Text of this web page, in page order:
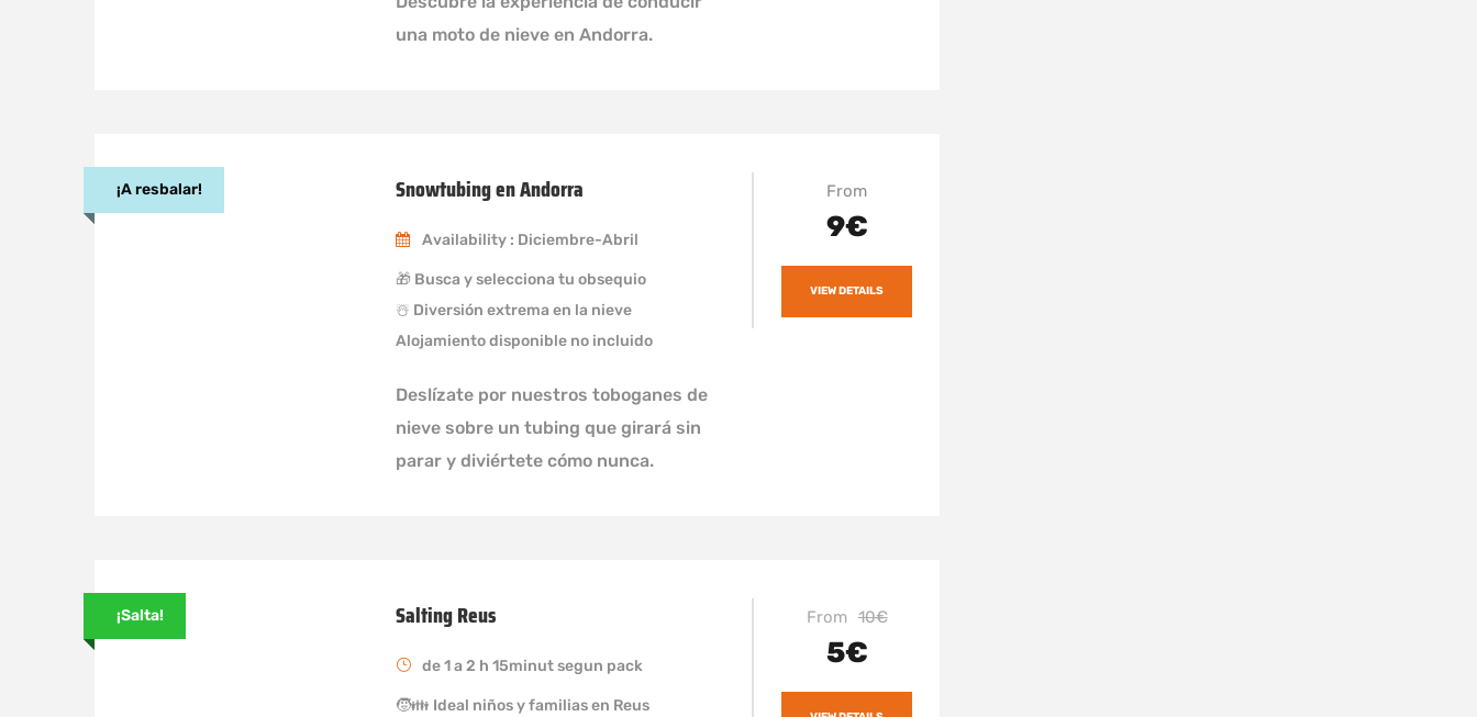
una moto de nieve en Andorra.
¡A resbalar! Snowtubing en Andorra
Availability : Diciembre-Abril
🎁 Busca y selecciona tu obsequio
☃️ Diversión extrema en la nieve
Alojamiento disponible no incluido
Deslízate por nuestros toboganes de
nieve sobre un tubing que girará sin
parar y diviértete cómo nunca.
From
9€
VIEW DETAILS
¡Salta! Salting Reus
de 1 a 2 h 15minut segun pack
🧒👪 Ideal niños y familias en Reus
From 10€
5€